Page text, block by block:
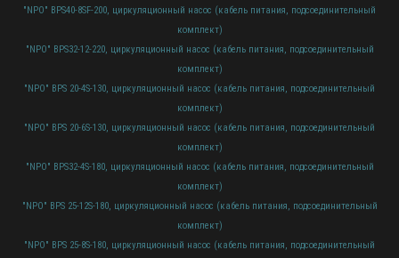
"NPO" BPS40-8SF-200, циркуляционный насос (кабель питания, подсоединительный
комплект)
"NPO" BPS32-12-220, циркуляционный насос (кабель питания, подсоединительный
комплект)
"NPO" BPS 20-4S-130, циркуляционный насос (кабель питания, подсоединительный
комплект)
"NPO" BPS 20-6S-130, циркуляционный насос (кабель питания, подсоединительный
комплект)
"NPO" BPS32-4S-180, циркуляционный насос (кабель питания, подсоединительный
комплект)
"NPO" BPS 25-12S-180, циркуляционный насос (кабель питания, подсоединительный
комплект)
"NPO" BPS 25-8S-180, циркуляционный насос (кабель питания, подсоединительный